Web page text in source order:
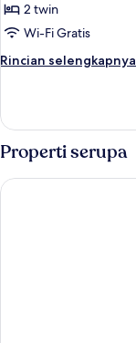
2
Tempat
Twin,
2 twin
Wi-Fi Gratis
Rincian selengkapnya
Rincian
Kamar
Twin,
2
Tempat
Tidur
Properti serupa
Citybox Bergen